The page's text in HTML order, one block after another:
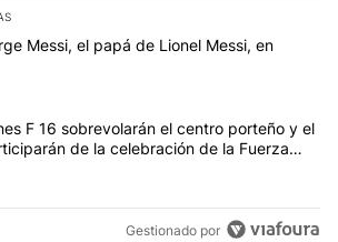
los artículos con más comentarios en los
con el título "Murió Jorge Messi, el
Messi, el papá de Lionel Messi, en
con el título "Los aviones F 16
F 16 sobrevolarán el centro porteño y el
de la celebración de la Fuerza
Gestionado por